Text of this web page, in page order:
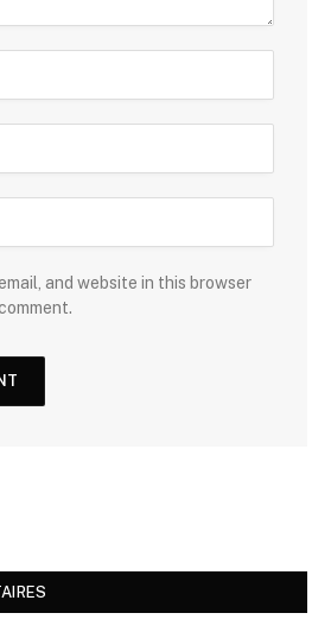
and website in this browser